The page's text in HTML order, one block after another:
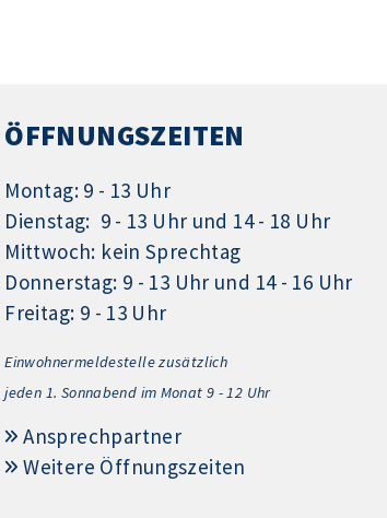
ÖFFNUNGSZEITEN
Montag: 9 - 13 Uhr
Dienstag: 9 - 13 Uhr und 14 - 18 Uhr
Mittwoch: kein Sprechtag
Donnerstag: 9 - 13 Uhr und 14 - 16 Uhr
Freitag: 9 - 13 Uhr
Einwohnermeldestelle zusätzlich
jeden 1. Sonnabend im Monat 9 - 12 Uhr
Ansprechpartner
Weitere Öffnungszeiten